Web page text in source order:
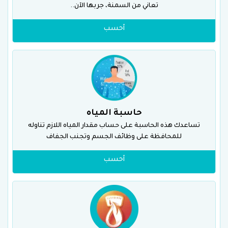
تعاني من السمنة، جربها الآن..
أحسب
حاسبة المياه
تساعدك هذه الحاسبة على حساب مقدار المياه اللازم تناوله
للمحافظة على وظائف الجسم وتجنب الجفاف
أحسب